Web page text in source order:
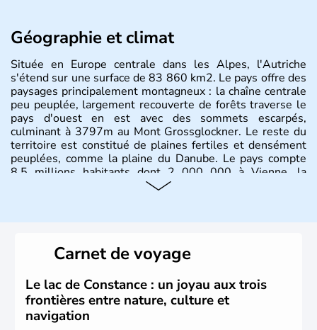
Géographie et climat
Située en Europe centrale dans les Alpes, l'Autriche
s'étend sur une surface de 83 860 km2. Le pays offre des
paysages principalement montagneux : la chaîne centrale
peu peuplée, largement recouverte de forêts traverse le
pays d'ouest en est avec des sommets escarpés,
culminant à 3797m au Mont Grossglockner. Le reste du
territoire est constitué de plaines fertiles et densément
peuplées, comme la plaine du Danube. Le pays compte
8.5 millions habitants dont 2 000 000 à Vienne, la
compte aujourd'hui plus de 8 millions d'habitants.
L'Autriche a donné naissance à de nombreux artistes :
Mozart, Schubert, le psychanalyste Freud, Romy
Schneider, Arnold Schwarzenegger, Anton Bruckner,
Gustav Mahler font partie des Autrichiens les plus
marquants de ces dernières décennies.
Carnet de voyage
Le lac de Constance : un joyau aux trois
frontières entre nature, culture et
navigation